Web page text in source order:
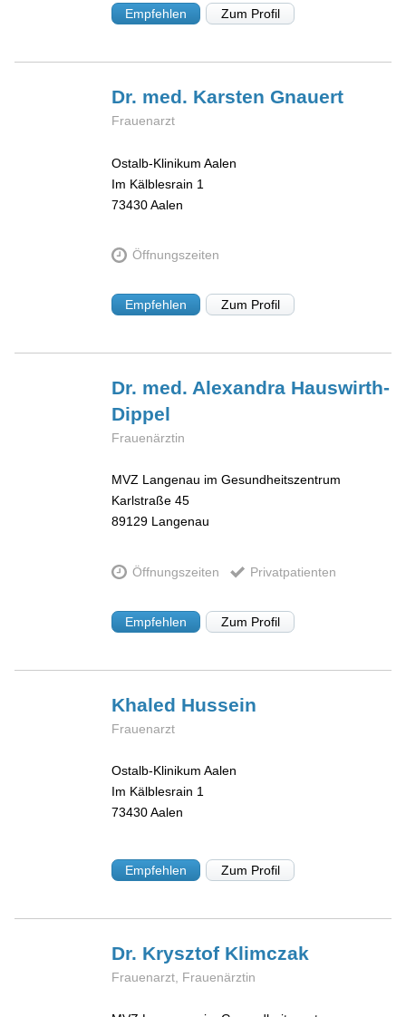
Empfehlen Zum Profil
Dr. med. KarstenGnauert
Frauenarzt
Ostalb-Klinikum Aalen
Im Kälblesrain 1
73430Aalen
Öffnungszeiten
Empfehlen Zum Profil
Dr. med. Alexandra Hauswirth-
Dippel
Frauenärztin
MVZ Langenau im Gesundheitszentrum
Karlstraße 45
89129 Langenau
Öffnungszeiten Privatpatienten
Empfehlen Zum Profil
Khaled Hussein
Frauenarzt
Ostalb-Klinikum Aalen
Im Kälblesrain 1
73430Aalen
Empfehlen Zum Profil
Dr. Krysztof Klimczak
Frauenarzt, Frauenärztin